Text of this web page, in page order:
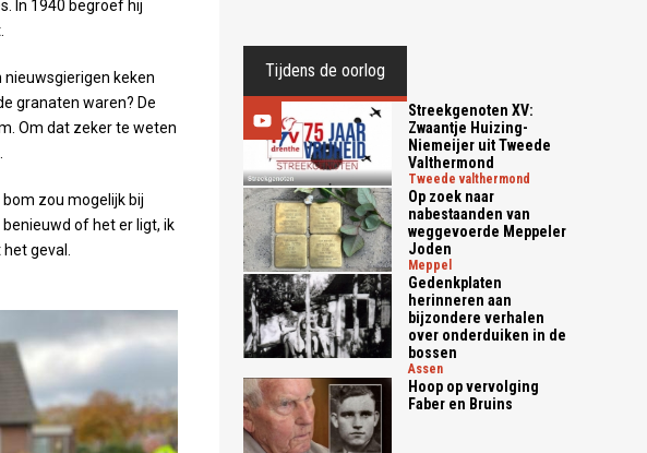
In 1940 begroef hij
keken
granaten waren? De
Om dat zeker te weten
zou mogelijk bij
of het er ligt, ik
geval.
Tijdens de oorlog
Streekgenoten XV:
Zwaantje Huizing-
Niemeijer uit Tweede
Valthermond
tweede valthermond
Op zoek naar
nabestaanden van
weggevoerde Meppeler
Joden
meppel
Gedenkplaten
herinneren aan
bijzondere verhalen
over onderduiken in de
bossen
assen
Hoop op vervolging
Faber en Bruins